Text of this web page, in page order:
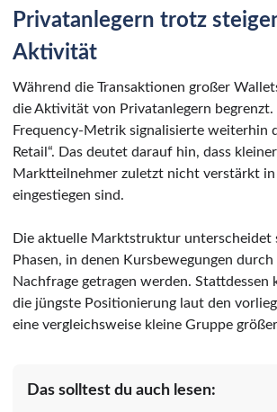
Privatanlegern trotz
Aktivität
Während die Transaktionen großer
die Aktivität von Privatanlegern begrenzt.
Frequency-Metrik signalisierte weiterhin
Retail“. Das deutet darauf hin, dass
Marktteilnehmer zuletzt nicht verstärkt in
eingestiegen sind.
Die aktuelle Marktstruktur unterscheidet
Phasen, in denen Kursbewegungen
Nachfrage getragen werden. Stattdessen
die jüngste Positionierung laut den
eine vergleichsweise kleine Gruppe
Das solltest du auch lesen: